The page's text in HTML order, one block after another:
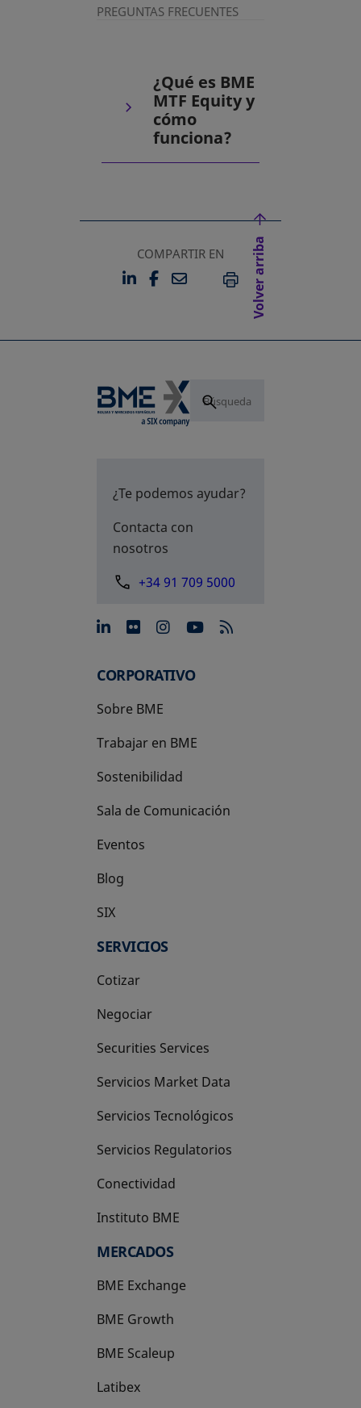
PREGUNTAS FRECUENTES
¿Qué es BME
MTF Equity y
cómo
funciona?
COMPARTIR EN
LINKEDIN
SE ABRE EN UNA PESTAÑA
FACEBOOK
SE ABRE EN UNA
EMAILIMPRIMIR
Volver arriba
¿Te podemos ayudar?
Contacta con
nosotros
+34 91 709 5000
se abre en una pestaña
se abre en una pestaña
se abre en una
se abre en una
CORPORATIVO
Sobre BME
Trabajar en BME
Sostenibilidad
Sala de Comunicación
Eventos
Blog
SIX
se abre en una pestaña nueva
SERVICIOS
Cotizar
Negociar
Securities Services
Servicios Market Data
Servicios Tecnológicos
Servicios Regulatorios
Conectividad
Instituto BME
se abre en una pestaña nueva
MERCADOS
BME Exchange
BME Growth
se abre en una pestaña nueva
BME Scaleup
se abre en una pestaña nueva
Latibex
se abre en una pestaña nueva